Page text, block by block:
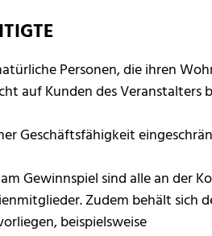
Personen, die ihren
auf Kunden des
Geschäftsfähigkeit
Gewinnspiel sind alle an der
Zudem behält sich
beispielsweise